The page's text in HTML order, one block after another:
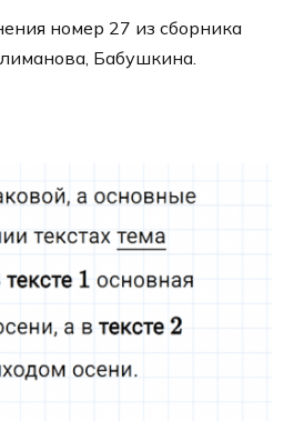
номер 27 из сборника
Бабушкина.